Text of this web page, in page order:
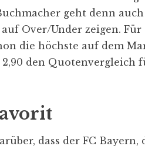
geht denn
Over/Under zeigen. Für
die höchste auf dem
den Quotenvergleich
dass der FC Bayern,